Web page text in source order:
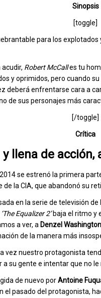
Sinopsis
[toggle]
para los
Robert McCalles tu
y oprimidos, pero cuando
deberá enfrentarse cara a
de sus personajes más
[/toggle]
Crítica
llena de acción,
2014 se estrenó la primera
de la CIA, que abandonó su
en la serie de televisión de
‘The Equalizer 2’baja el ritmo y
a ver, a Denzel Washington
de la manera más
vez nuestro protagonista
a su gente e intentar que no le
de nuevo porAntoine
el pasado del protagonista,